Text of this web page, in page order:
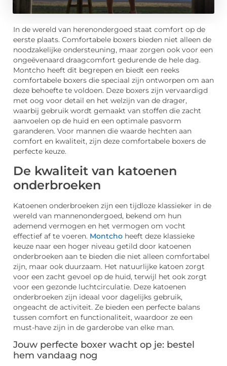
In de wereld van herenondergoed staat comfort op de
eerste plaats. Comfortabele boxers bieden niet alleen de
noodzakelijke ondersteuning, maar zorgen ook voor een
ongeëvenaard draagcomfort gedurende de hele dag.
Montcho heeft dit begrepen en biedt een reeks
comfortabele boxers die speciaal zijn ontworpen om aan
deze behoefte te voldoen. Deze boxers zijn vervaardigd
met oog voor detail en het welzijn van de drager,
waarbij gebruik wordt gemaakt van stoffen die zacht
aanvoelen op de huid en een optimale pasvorm
garanderen. Voor mannen die waarde hechten aan
comfort en kwaliteit, zijn deze comfortabele boxers de
perfecte keuze.
De kwaliteit van katoenen
onderbroeken
Katoenen onderbroeken zijn een tijdloze klassieker in de
wereld van mannenondergoed, bekend om hun
ademend vermogen en het vermogen om vocht
effectief af te voeren. Montcho heeft deze klassieke
keuze naar een hoger niveau getild door katoenen
onderbroeken aan te bieden die niet alleen comfortabel
zijn, maar ook duurzaam. Het natuurlijke katoen zorgt
voor een zacht gevoel op de huid, terwijl het ook zorgt
voor een gezonde luchtcirculatie. Deze katoenen
onderbroeken zijn ideaal voor dagelijks gebruik,
ongeacht de activiteit. Ze bieden een perfecte balans
tussen comfort en functionaliteit, waardoor ze een
must-have zijn in de garderobe van elke man.
Jouw perfecte boxer wacht op je: bestel
hem vandaag nog